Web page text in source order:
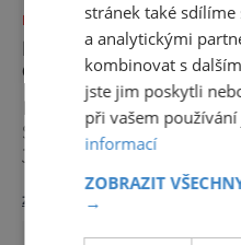
NEJKRÁSNĚJŠÍ PAMÁTKY
KRÁSA I TAJEMSTVÍ
CÍNOVÉHO DOLU
K nejzajímavějším
Slavkovského lesa
Jeroným nedaleko
Čistá. Dolovat se v
středověku. Národní
zobrazit více >>
stránek také
a analytickými
kombinovat s
jste jim poskytli
při vašem
informací
ZOBRAZIT
→